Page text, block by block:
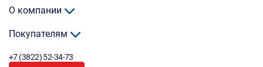
О компании
Покупателям
+7 (3822) 52-34-73